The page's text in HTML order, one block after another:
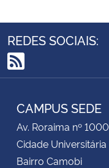
REDES SOCIAIS:
RSS
CAMPUS SEDE
Av. Roraima nº 1000
Cidade Universitária
Bairro Camobi